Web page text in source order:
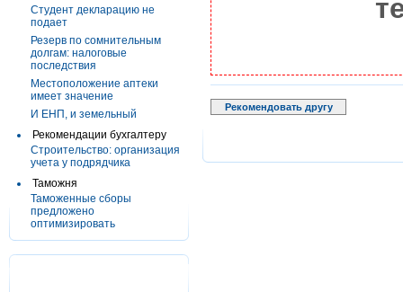
Студент декларацию не
подает
Резерв по сомнительным
долгам: налоговые
последствия
Местоположение аптеки
имеет значение
И ЕНП, и земельный
Рекомендации бухгалтеру
Строительство: организация
учета у подрядчика
Таможня
Таможенные сборы
предложено
оптимизировать
Рекомендовать другу